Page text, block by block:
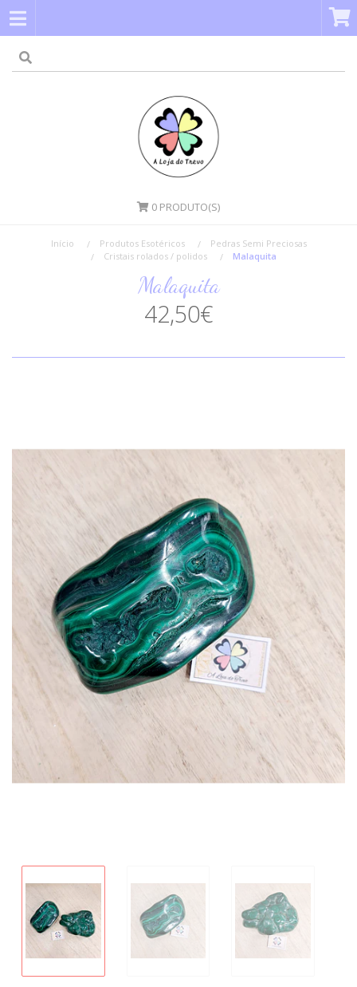
0 PRODUTO(S)
Início Produtos Esotéricos
Pedras Semi Preciosas
Cristais rolados / polidos
Malaquita
Malaquita
42,50€